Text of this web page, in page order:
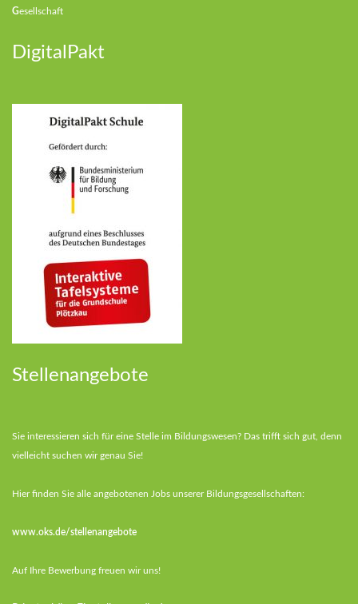
Gesellschaft
DigitalPakt
Stellenangebote
Sie interessieren sich für eine Stelle im Bildungswesen? Das trifft sich gut, denn
vielleicht suchen wir genau Sie!
Hier finden Sie alle angebotenen Jobs unserer Bildungsgesellschaften:
www.oks.de/stellenangebote
Auf Ihre Bewerbung freuen wir uns!